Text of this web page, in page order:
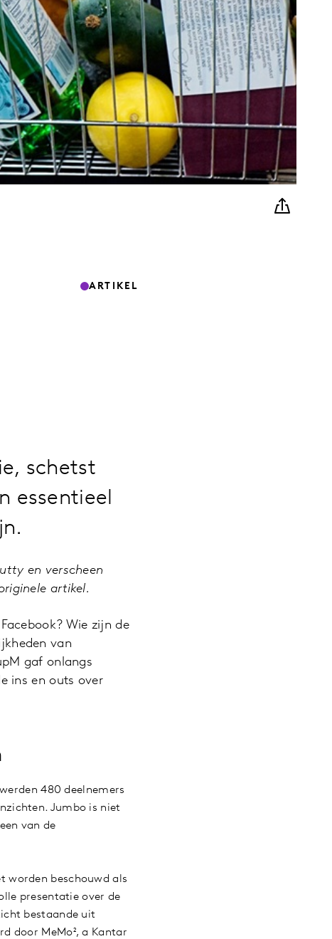
ARTIKEL
schetst
essentieel
en verscheen
artikel.
Wie zijn de
van
gaf onlangs
ins en outs over
480 deelnemers
Jumbo is niet
van de
worden beschouwd als
presentatie over de
bestaande uit
door MeMo², a Kantar